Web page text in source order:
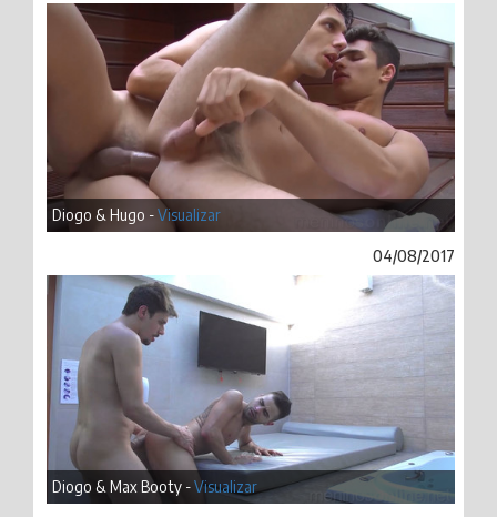
Diogo & Hugo -Visualizar
04/08/2017
Diogo & Max Booty -Visualizar